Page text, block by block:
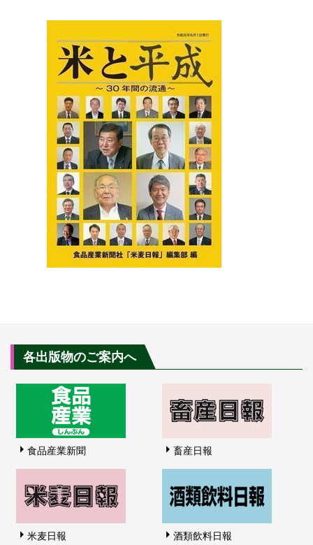
各出版物のご案内へ
食品産業新聞 畜産日報
米麦日報 酒類飲料日報